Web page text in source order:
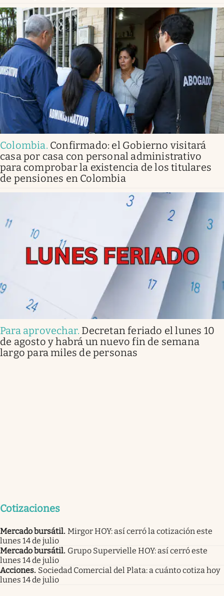
Colombia. Confirmado: el Gobierno visitará
casa por casa con personal administrativo
para comprobar la existencia de los titulares
de pensiones en Colombia
Para aprovechar. Decretan feriado el lunes 10
de agosto y habrá un nuevo fin de semana
largo para miles de personas
Cotizaciones
Mercado bursátil. Mirgor HOY: así cerró la cotización este
lunes 14 de julio
Mercado bursátil. Grupo Supervielle HOY: así cerró este
lunes 14 de julio
Acciones. Sociedad Comercial del Plata: a cuánto cotiza hoy
lunes 14 de julio